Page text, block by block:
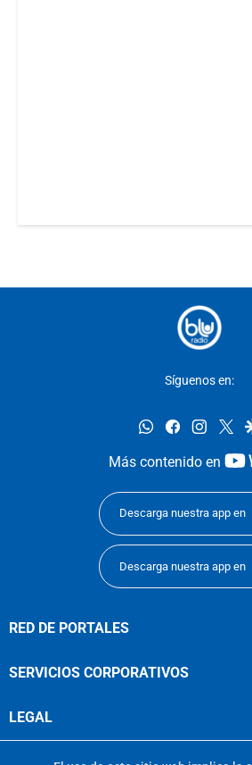
Síguenos en:
whatsappfacebook
Más contenido en
Descarga nuestra app en
Descarga nuestra app en
RED DE PORTALES
SERVICIOS CORPORATIVOS
LEGAL